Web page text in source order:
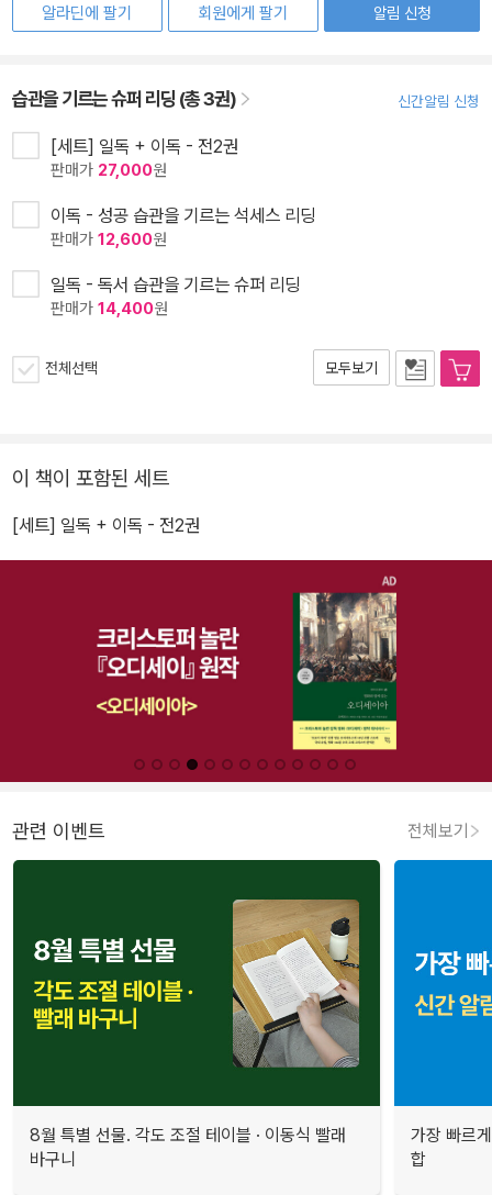
알라딘에 팔기
회원에게 팔기
알림 신청
습관을 기르는 슈퍼 리딩 (총 3권) 신간알림 신청
[세트] 일독 + 이독 - 전2권
판매가 27,000원
이독 - 성공 습관을 기르는 석세스 리딩
판매가 12,600원
일독 - 독서 습관을 기르는 슈퍼 리딩
판매가 14,400원
전체선택 모두보기
이 책이 포함된 세트
[세트] 일독 + 이독 - 전2권
관련 이벤트 전체보기
8월 특별 선물. 각도 조절 테이블 · 이동식 빨래
바구니
가장 빠르
합